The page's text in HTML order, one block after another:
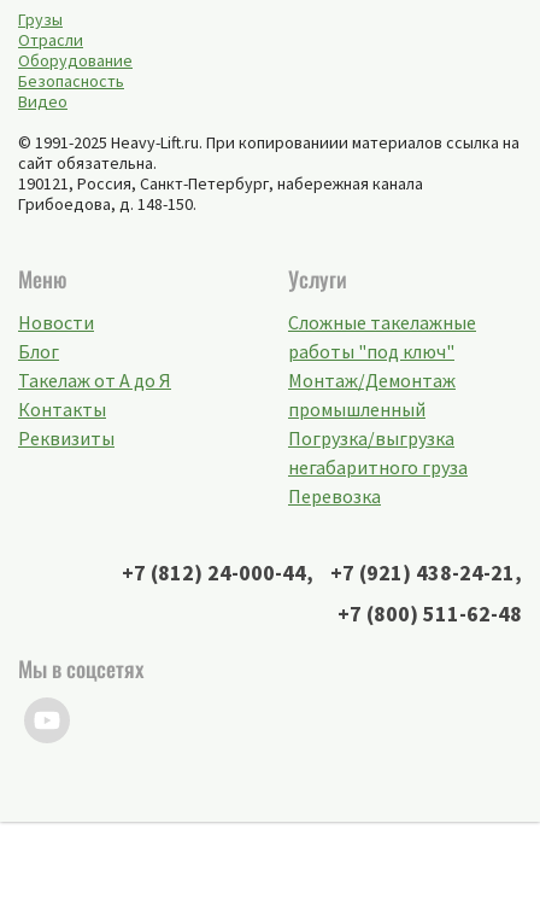
Грузы
Отрасли
Оборудование
Безопасность
Видео
© 1991-2025 Heavy-Lift.ru. При копированиии материалов ссылка на
сайт обязательна.
190121, Россия, Санкт-Петербург, набережная канала
Грибоедова, д. 148-150.
Меню
Новости
Блог
Такелаж от А до Я
Контакты
Реквизиты
Услуги
Сложные такелажные
работы "под ключ"
Монтаж/Демонтаж
промышленный
Погрузка/выгрузка
негабаритного груза
Перевозка
+7 (812) 24-000-44, +7 (921) 438-24-21,
+7 (800) 511-62-48
Мы в соцсетях